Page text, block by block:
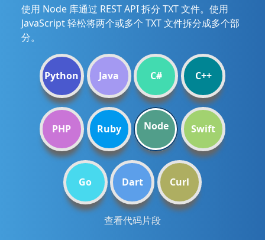
使用 Node 库通过 REST API 拆分 TXT 文件。使用
JavaScript 轻松将两个或多个 TXT 文件拆分成多个部
分。
Python Java C# C++
PHP Ruby Node Swift
Go Dart Curl
查看代码片段